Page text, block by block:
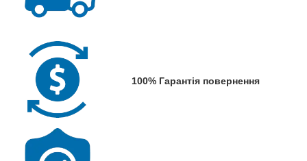
100% Гарантія повернення